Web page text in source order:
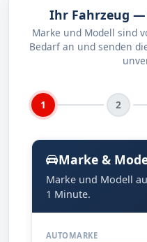
Ihr Fahrzeug
Marke und Modell sind
Bedarf an und senden
1 2
Marke &
Marke und Modell
1 Minute.
AUTOMARKE